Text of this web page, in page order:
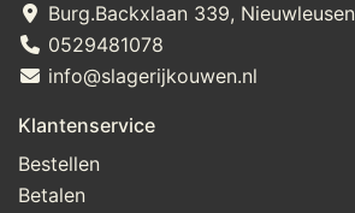
Burg.Backxlaan 339, Nieuwleusen
0529481078
info@slagerijkouwen.nl
Klantenservice
Bestellen
Betalen